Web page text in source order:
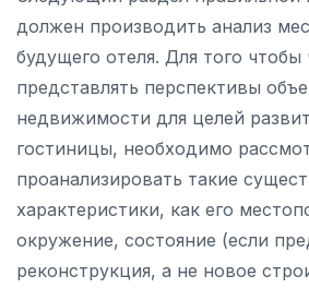
должен производить анализ
будущего отеля. Для того чтобы
представлять перспективы
недвижимости для целей
гостиницы, необходимо
проанализировать такие
характеристики, как его
окружение, состояние (если
реконструкция, а не новое